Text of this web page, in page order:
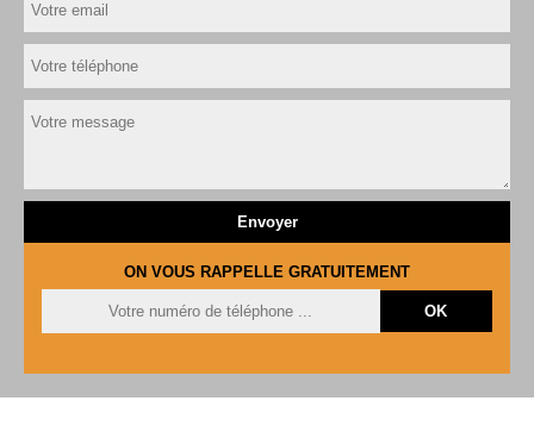
ON VOUS RAPPELLE GRATUITEMENT